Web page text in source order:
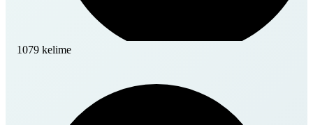
1079 kelime